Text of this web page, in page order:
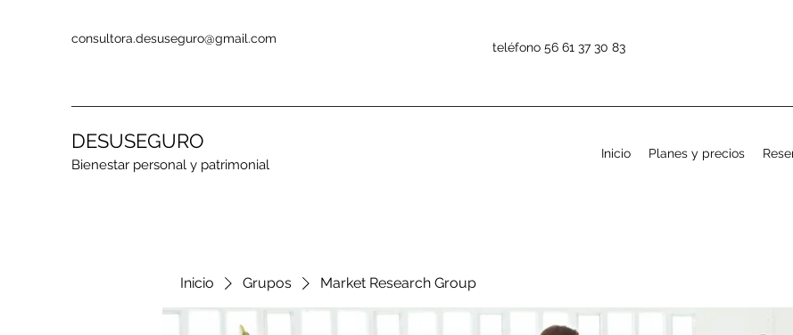
consultora.desuseguro@gmail.com
teléfono 56 61 37 30 83
DESUSEGURO
Bienestar personal y patrimonial
Inicio Planes y precios
Inicio Grupos Market Research Group